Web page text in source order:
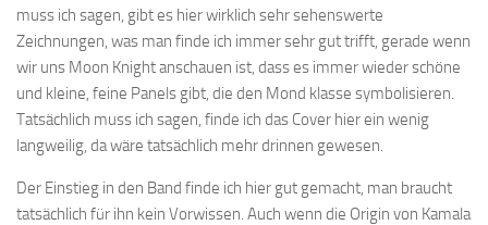
muss ich sagen, gibt es hier wirklich sehr sehenswerte
Zeichnungen, was man finde ich immer sehr gut trifft, gerade wenn
wir uns Moon Knight anschauen ist, dass es immer wieder schöne
und kleine, feine Panels gibt, die den Mond klasse symbolisieren.
Tatsächlich muss ich sagen, finde ich das Cover hier ein wenig
langweilig, da wäre tatsächlich mehr drinnen gewesen.
Der Einstieg in den Band finde ich hier gut gemacht, man braucht
tatsächlich für ihn kein Vorwissen. Auch wenn die Origin von Kamala